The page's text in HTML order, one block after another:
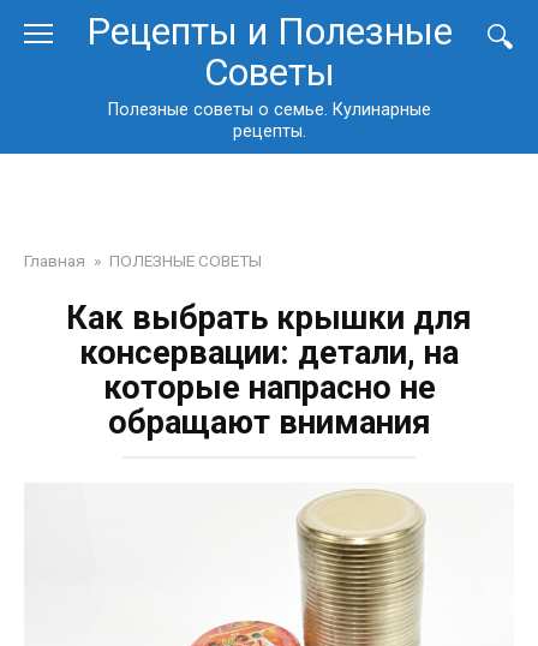
Рецепты и Полезные
Советы
Полезные советы о семье. Кулинарные
рецепты.
Главная » ПОЛЕЗНЫЕ СОВЕТЫ
Как выбрать крышки для
консервации: детали, на
которые напрасно не
обращают внимания